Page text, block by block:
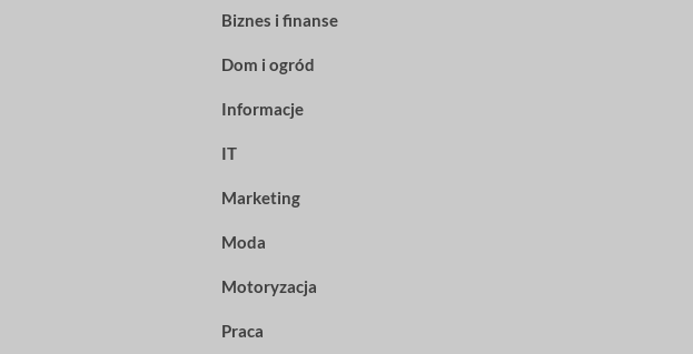
Biznes i finanse
Dom i ogród
Informacje
IT
Marketing
Moda
Motoryzacja
Praca